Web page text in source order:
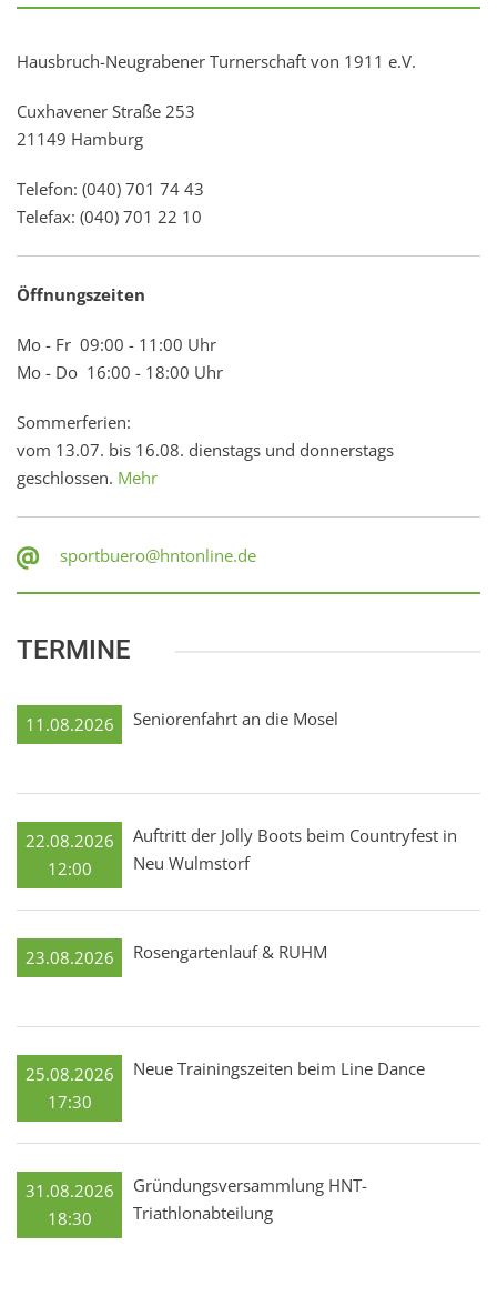
Hausbruch-Neugrabener Turnerschaft von 1911 e.V.
Cuxhavener Straße 253
21149 Hamburg
Telefon: (040) 701 74 43
Telefax: (040) 701 22 10
Öffnungszeiten
Mo - Fr 09:00 - 11:00 Uhr
Mo - Do 16:00 - 18:00 Uhr
Sommerferien:
vom 13.07. bis 16.08. dienstags und donnerstags
geschlossen. Mehr
sportbuero@hntonline.de
TERMINE
11.08.2026 Seniorenfahrt an die Mosel
22.08.2026
12:00
Auftritt der Jolly Boots beim Countryfest in
Neu Wulmstorf
23.08.2026 Rosengartenlauf & RUHM
25.08.2026
17:30
Neue Trainingszeiten beim Line Dance
31.08.2026
18:30
Gründungsversammlung HNT-
Triathlonabteilung